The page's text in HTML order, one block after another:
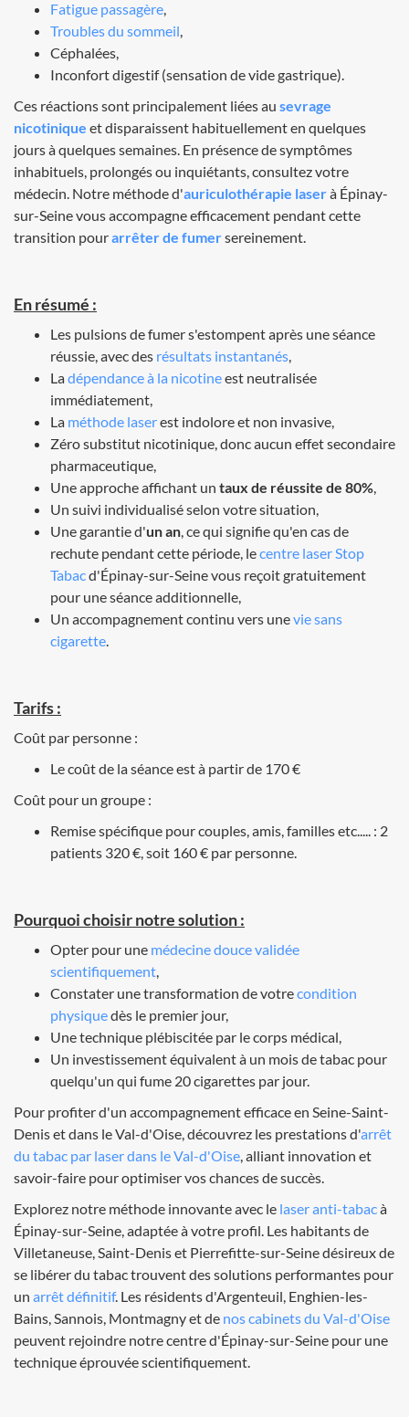
Fatigue passagère,
Troubles du sommeil,
Céphalées,
Inconfort digestif (sensation de vide gastrique).
Ces réactions sont principalement liées au sevrage
nicotinique et disparaissent habituellement en quelques
jours à quelques semaines. En présence de symptômes
inhabituels, prolongés ou inquiétants, consultez votre
médecin. Notre méthode d'auriculothérapie laserà Épinay-
sur-Seine vous accompagne efficacement pendant cette
transition pourarrêter de fumersereinement.
En résumé :
Les pulsions de fumer s'estompent après une séance
réussie, avec des résultats instantanés,
Ladépendance à la nicotineest neutralisée
immédiatement,
La méthode laserest indolore et non invasive,
Zéro substitut nicotinique, donc aucun effet secondaire
pharmaceutique,
Une approche affichant un taux de réussite de 80%,
Un suivi individualisé selon votre situation,
Une garantie d'un an, ce qui signifie qu'en cas de
rechute pendant cette période, lecentre laser Stop
Tabacd'Épinay-sur-Seine vous reçoit gratuitement
pour une séance additionnelle,
Un accompagnement continu vers unevie sans
cigarette.
Tarifs :
Coût par personne :
Le coût de la séance est à partir de 170 €
Coût pour un groupe :
Remise spécifique pour couples, amis, familles etc..... : 2
patients 320 €, soit 160 € par personne.
Pourquoi choisir notre solution :
Opter pour une médecine douce validée
scientifiquement,
Constater une transformation de votrecondition
physiquedès le premier jour,
Une technique plébiscitée par le corps médical,
Un investissement équivalent à un mois de tabac pour
quelqu'un qui fume 20 cigarettes par jour.
Pour profiter d'un accompagnement efficace en Seine-Saint-
Denis et dans le Val-d'Oise, découvrez les prestations d'arrêt
du tabac par laser dans le Val-d'Oise, alliant innovation et
savoir-faire pour optimiser vos chances de succès.
Explorez notre méthode innovante avec le laser anti-tabacà
Épinay-sur-Seine, adaptée à votre profil. Les habitants de
Villetaneuse, Saint-Denis et Pierrefitte-sur-Seine désireux de
se libérer du tabac trouvent des solutions performantes pour
un arrêt définitif. Les résidents d'Argenteuil, Enghien-les-
Bains, Sannois, Montmagny et de nos cabinets du Val-d'Oise
peuvent rejoindre notre centre d'Épinay-sur-Seine pour une
technique éprouvée scientifiquement.